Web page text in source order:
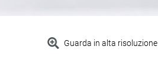
Guarda in alta risoluzione